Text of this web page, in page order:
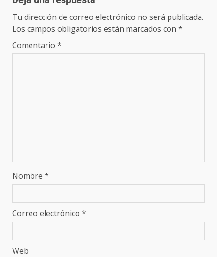
Tu dirección de correo electrónico no será publicada.
Los campos obligatorios están marcados con *
Comentario *
Nombre *
Correo electrónico *
Web